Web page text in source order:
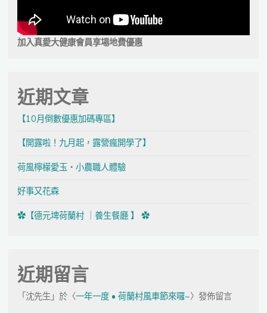
加入真愛大健康會員享場地費優惠
近期文章
【10月倒數優惠加碼專區】
【開露啦！九月起，露營瘋開學了】
荷風檸檬愛玉・小農職人體驗
好事又花森
✿【德元埤荷蘭村 ｜養生餐廳 】 ✿
近期留言
「 沈先生 」於〈一年一度 • 荷蘭村風車節來囉~〉發佈留言